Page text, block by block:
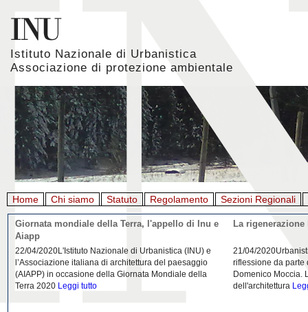
Istituto Nazionale di Urbanistica
Associazione di protezione ambientale
Home Chi siamo Statuto Regolamento Sezioni Regionali
Giornata mondiale della Terra, l'appello di Inu e
Aiapp
22/04/2020L'Istituto Nazionale di Urbanistica (INU) e
l’Associazione italiana di architettura del paesaggio
(AIAPP) in occasione della Giornata Mondiale della
Terra 2020 Leggi tutto
La
21/04/
riflessione da parte
Domenico Moccia.
dell'architettura